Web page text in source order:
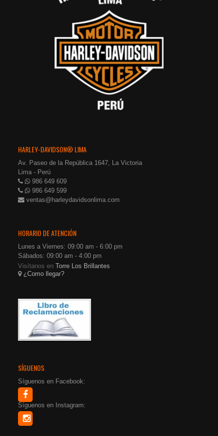
HARLEY-DAVIDSON® LIMA
Av. Paseo de la República 1647, La Victoria
Lima - Perú
986 649 609
986 649 599
ventas@harleydavidsonlima.com
HORARIO DE ATENCIÓN
Lunes a Viernes: 09:00 am - 6:00 pm
Sábados: 09:00 am - 4:00 pm
Visítanos enTorre Los Brillantes
¿Como llegar?
SÍGUENOS
Síguenos en Facebook:
Síguenos en Instagram: